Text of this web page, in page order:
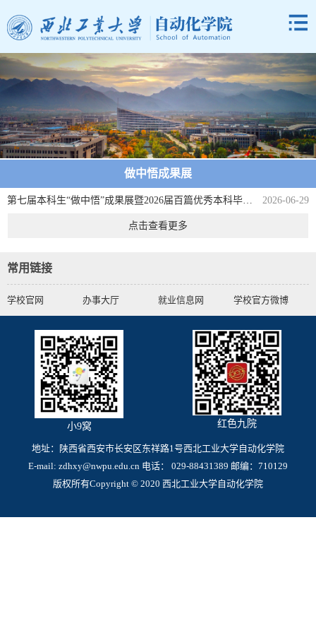
做中悟成果展
2026-06-29
点击查看更多
常用链接
学校官网 办事大厅 就业信息网 学校官方微博
小9窝 红色九院
地址：陕西省西安市长安区东祥路1号西北工业大学自动化学院
E-mail: zdhxy@nwpu.edu.cn 电话： 029-88431389 邮编：710129
版权所有Copyright © 2020 西北工业大学自动化学院